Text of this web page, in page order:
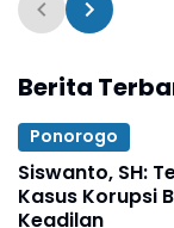
Festival
Ponorogo
Berita
Ponorogo
Siswanto, SH:
Kasus Korupsi
Keadilan